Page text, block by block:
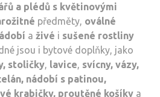
a plédů s květinovými
předměty, oválné
a živé i sušené rostliny
jsou i bytové doplňky, jako
stoličky, lavice, svícny, vázy,
nádobí s patinou,
krabičky, proutěné košíky a